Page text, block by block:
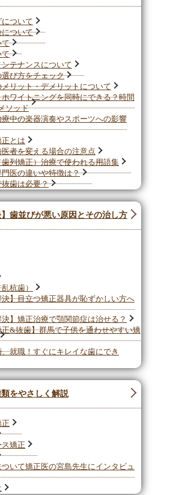
ついて
ついて
て
テナンスについて
び方をチェック
リット・デメリットについて
ワイトニングを同時にできる？時間
ソッド
中の楽器演奏やスポーツへの影響
とは
者を変える場合の注意点
列矯正）治療で使われる用語集
医の違いや特徴は？
歯は必要？
】歯並びが悪い原因とその治し方
杭歯）
】目立つ矯正器具が恥ずかしい方へ
決】矯正治療で顎関節症は治せる？
&抜歯】群馬で子供を通わせやすい矯
就職！すぐにキレイな歯にでき
をやさしく解説
正
矯正
いて矯正医の宮島先生にインタビュ